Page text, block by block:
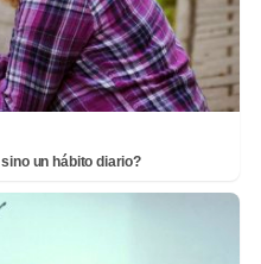
un hábito diario?